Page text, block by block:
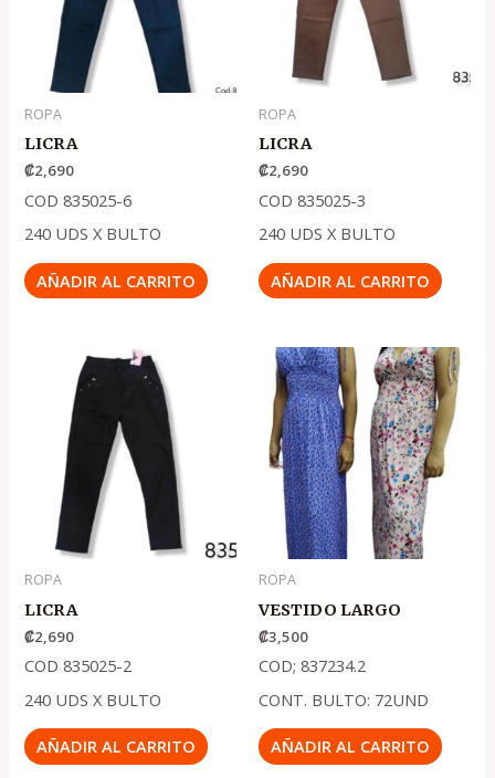
ROPA
LICRA
₡2,690
COD 835025-6
240 UDS X BULTO
AÑADIR AL CARRITO
ROPA
LICRA
₡2,690
COD 835025-3
240 UDS X BULTO
AÑADIR AL CARRITO
ROPA
LICRA
₡2,690
COD 835025-2
240 UDS X BULTO
AÑADIR AL CARRITO
ROPA
VESTIDO LARGO
₡3,500
COD; 837234.2
CONT. BULTO: 72UND
AÑADIR AL CARRITO